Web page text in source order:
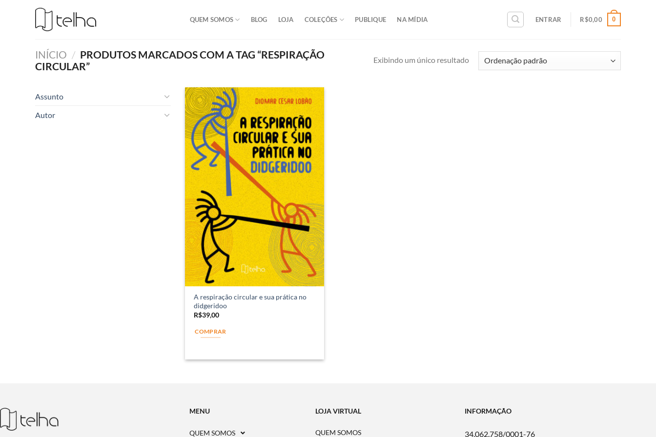
QUEM SOMOS BLOG LOJA COLEÇÕES PUBLIQUE NA MÍDIA ENTRAR R$0,00 0
INÍCIO / PRODUTOS MARCADOS COM A TAG “RESPIRAÇÃO
CIRCULAR”
Exibindo um único resultado
Assunto
Autor
A respiração circular e sua prática no
didgeridoo
R$39,00
COMPRAR
MENU
QUEM SOMOS
LOJA VIRTUAL
QUEM SOMOS
INFORMAÇÃO
34.062.758/0001-76